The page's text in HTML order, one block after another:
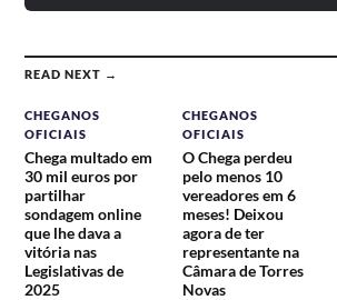
READ NEXT →
CHEGANOS
OFICIAIS
Chega multado em
30 mil euros por
partilhar
sondagem online
que lhe dava a
vitória nas
Legislativas de
2025
CHEGANOS
OFICIAIS
O Chega perdeu
pelo menos 10
vereadores em 6
meses! Deixou
agora de ter
representante na
Câmara de Torres
Novas